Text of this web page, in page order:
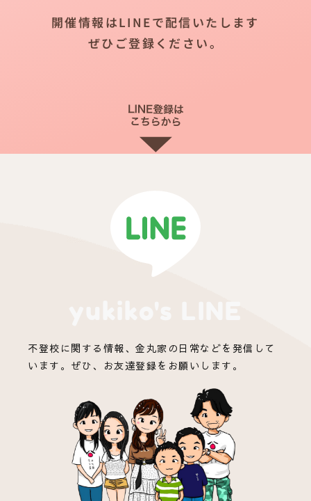
開催情報はLINEで配信いたします
ぜひご登録ください。
不登校に関する情報、金丸家の日常などを発信して
います。ぜひ、お友達登録をお願いします。